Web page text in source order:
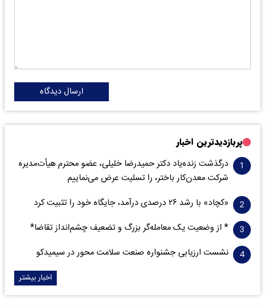
ارسال دیدگاه
پربازدیدترین اخبار
درگذشت زنده‌یاد دکتر حمیدرضا خلیلی، عضو محترم هیأت‌مدیره
شرکت معدن‌کار باختر، را تسلیت عرض می‌نماییم
«کچاد» با رشد ۲۶ درصدی درآمد، جایگاه خود را تثبیت کرد
* از وضعیت یک معامله‌گر بزرگ و تضعیف چشم‌انداز تقاضا*
نشست ارزیابی جشنواره صنعت سلامت‌ محور در سیمیدکو
اخبار بیشتر